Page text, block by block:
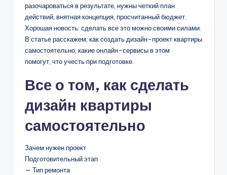
разочароваться в результате, нужны четкий план
действий, внятная концепция, просчитанный бюджет.
Хорошая новость: сделать все это можно своими силами.
В статье расскажем, как создать дизайн-проект квартиры
самостоятельно, какие онлайн-сервисы в этом
помогут, что учесть при подготовке.
Все о том, как сделать
дизайн квартиры
самостоятельно
Зачем нужен проект
Подготовительный этап
— Тип ремонта